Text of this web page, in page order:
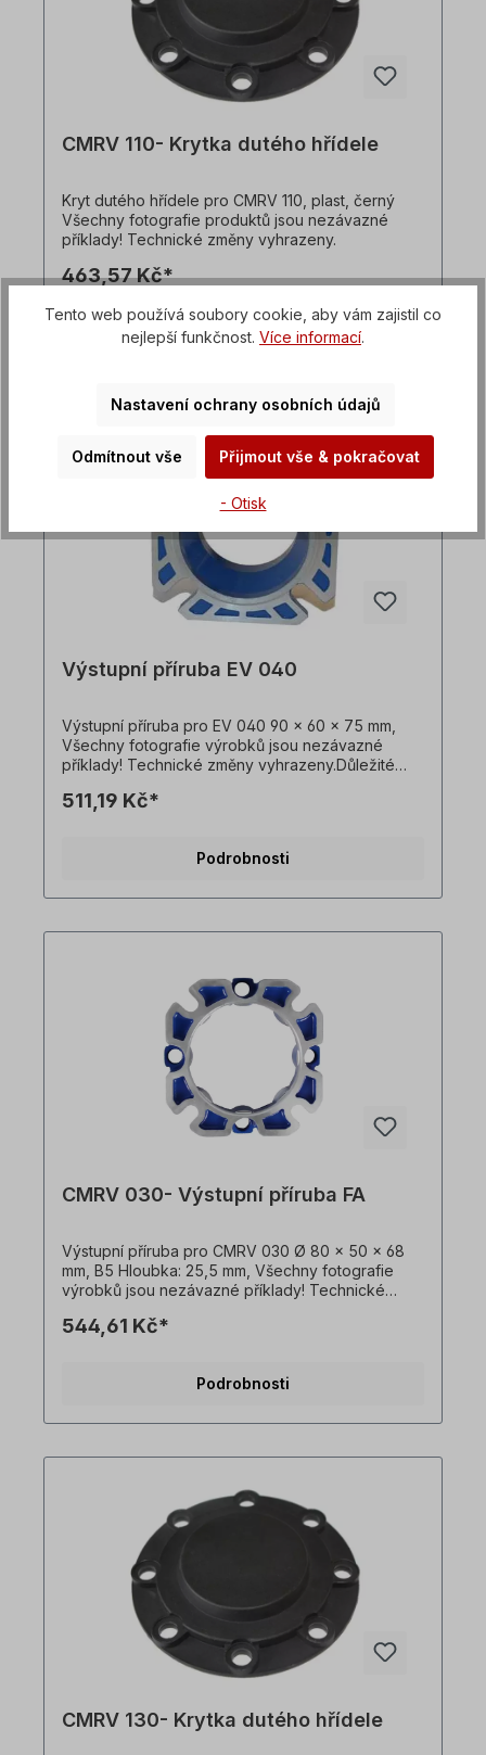
CMRV 110- Krytka dutého hřídele
Kryt dutého hřídele pro CMRV 110, plast, černý
Všechny fotografie produktů jsou nezávazné
příklady! Technické změny vyhrazeny.
463,57 Kč*
Podrobnosti
Výstupní příruba EV 040
Výstupní příruba pro EV 040 90 x 60 x 75 mm,
Všechny fotografie výrobků jsou nezávazné
příklady! Technické změny vyhrazeny.Důležité
zakázku. Vrácení zboží ani zrušení objednávky
511,19 Kč*
Podrobnosti
CMRV 030- Výstupní příruba FA
Výstupní příruba pro CMRV 030 Ø 80 x 50 x 68
mm, B5 Hloubka: 25,5 mm, Všechny fotografie
výrobků jsou nezávazné příklady! Technické
544,61 Kč*
Podrobnosti
CMRV 130- Krytka dutého hřídele
Tento web používá soubory cookie, aby vám zajistil co
nejlepší funkčnost. Více informací.
Nastavení ochrany osobních údajů
Odmítnout vše Přijmout vše & pokračovat
- Otisk